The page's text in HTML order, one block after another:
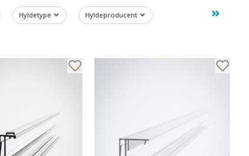
Hyldetype Hyldeproducent